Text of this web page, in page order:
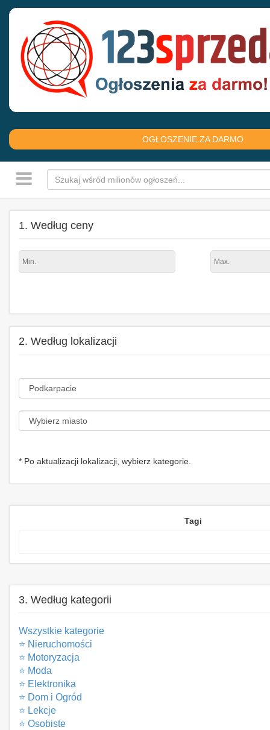
OGŁOSZENIE ZA DARMO
1. Według ceny
2. Według lokalizacji
* Po aktualizacji lokalizacji, wybierz kategorie.
Tagi
3. Według kategorii
Wszystkie kategorie
⭐ Nieruchomości
⭐ Motoryzacja
⭐ Moda
⭐ Elektronika
⭐ Dom i Ogród
⭐ Lekcje
⭐ Osobiste